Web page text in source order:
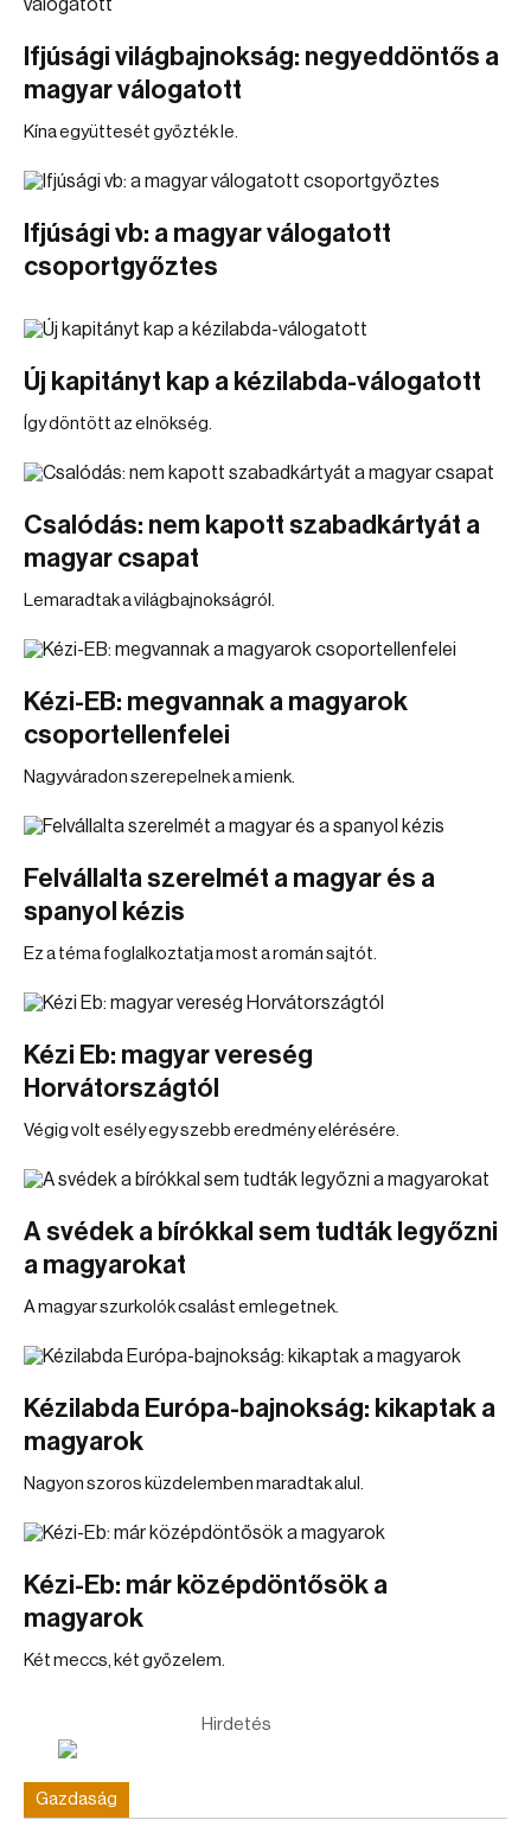
Ifjúsági világbajnokság: negyeddöntős a
magyar válogatott
Kína együttesét győzték le.
Ifjúsági vb: a magyar válogatott
csoportgyőztes
Új kapitányt kap a kézilabda-válogatott
Így döntött az elnökség.
Csalódás: nem kapott szabadkártyát a
magyar csapat
Lemaradtak a világbajnokságról.
Kézi-EB: megvannak a magyarok
csoportellenfelei
Nagyváradon szerepelnek a mienk.
Felvállalta szerelmét a magyar és a
spanyol kézis
Ez a téma foglalkoztatja most a román sajtót.
Kézi Eb: magyar vereség
Horvátországtól
Végig volt esély egy szebb eredmény elérésére.
A svédek a bírókkal sem tudták legyőzni
a magyarokat
A magyar szurkolók csalást emlegetnek.
Kézilabda Európa-bajnokság: kikaptak a
magyarok
Nagyon szoros küzdelemben maradtak alul.
Kézi-Eb: már középdöntősök a
magyarok
Két meccs, két győzelem.
Hirdetés
Gazdaság